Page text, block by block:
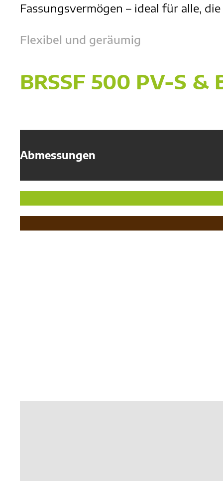
Fassungsvermögen – ideal für alle,
Flexibel und geräumig
BRSSF 500 PV-S &
Abmessungen